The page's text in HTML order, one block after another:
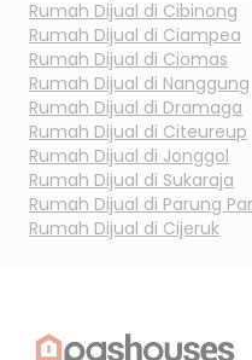
Rumah Dijual di Cibinong
Rumah Dijual di Ciampea
Rumah Dijual di Ciomas
Rumah Dijual di Nanggung
Rumah Dijual di Dramaga
Rumah Dijual di Citeureup
Rumah Dijual di Jonggol
Rumah Dijual di Sukaraja
Rumah Dijual di Parung
Rumah Dijual di Cijeruk